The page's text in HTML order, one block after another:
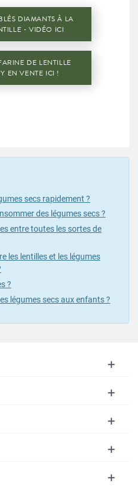
DIAMANTS À LA
- VIDÉO ICI
DE LENTILLE
EN VENTE ICI !
secs rapidement ?
des légumes secs ?
entre toutes les sortes de
les lentilles et les légumes
?
légumes secs aux enfants ?